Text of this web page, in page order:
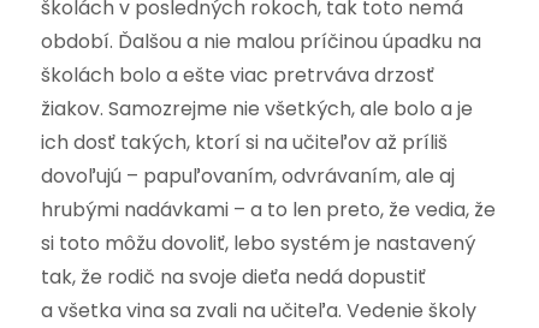
školách v posledných rokoch, tak toto nemá
období. Ďalšou a nie malou príčinou úpadku na
školách bolo a ešte viac pretrváva drzosť
žiakov. Samozrejme nie všetkých, ale bolo a je
ich dosť takých, ktorí si na učiteľov až príliš
dovoľujú – papuľovaním, odvrávaním, ale aj
hrubými nadávkami – a to len preto, že vedia, že
si toto môžu dovoliť, lebo systém je nastavený
tak, že rodič na svoje dieťa nedá dopustiť
a všetka vina sa zvali na učiteľa. Vedenie školy